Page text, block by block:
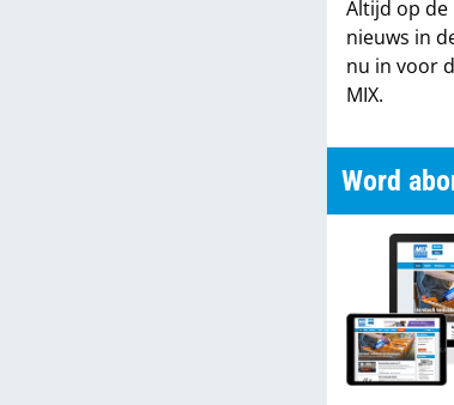
Altijd op
nieuws in
nu in voor
MIX.
Word